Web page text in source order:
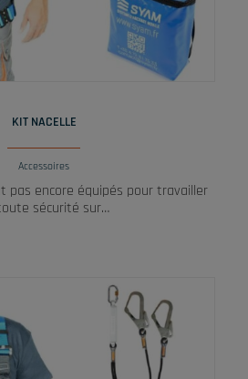
KIT NACELLE
Accessoires
pas encore équipés pour travailler
sécurité sur…